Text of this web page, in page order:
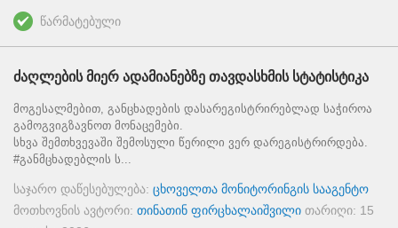
წარმატებული
ძაღლების მიერ ადამიანებზე თავდასხმის სტატისტიკა
მოგესალმებით, განცხადების დასარეგისტრირებლად საჭიროა
გამოგვიგზავნოთ მონაცემები.
სხვა შემთხვევაში შემოსული წერილი ვერ დარეგისტრირდება.
#განმცხადებლის ს...
საჯარო დაწესებულება: ცხოველთა მონიტორინგის სააგენტო
მოთხოვნის ავტორი: თინათინ ფირცხალაიშვილი თარიღი: 15